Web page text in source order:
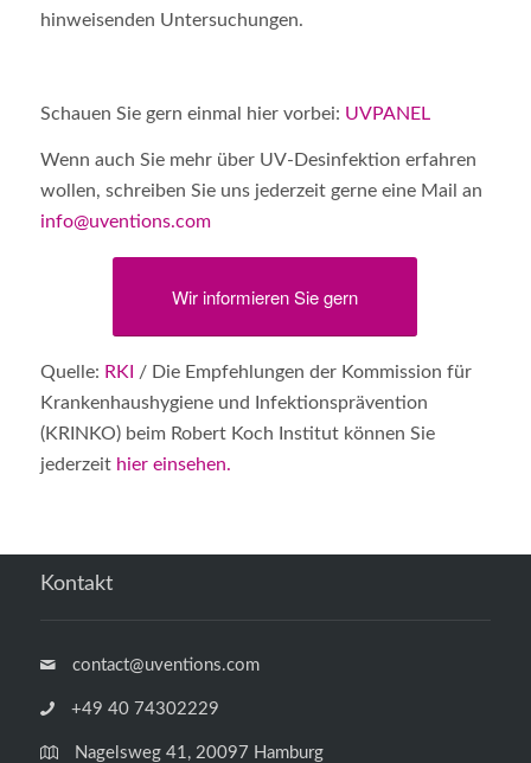
hinweisenden Untersuchungen.
Schauen Sie gern einmal hier vorbei: UVPANEL
Wenn auch Sie mehr über UV-Desinfektion erfahren
wollen, schreiben Sie uns jederzeit gerne eine Mail an
info@uventions.com
Wir informieren Sie gern
Quelle: RKI / Die Empfehlungen der Kommission für
Krankenhaushygiene und Infektionsprävention
(KRINKO) beim Robert Koch Institut können Sie
jederzeit hier einsehen.
Kontakt
contact@uventions.com
+49 40 74302229
Nagelsweg 41, 20097 Hamburg